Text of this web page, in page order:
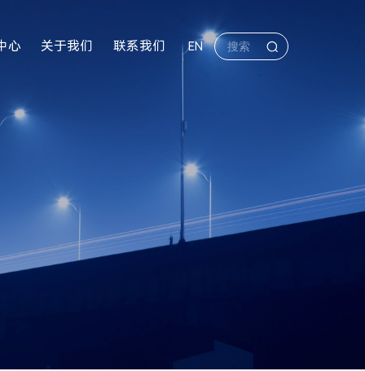
心 关于我们 联系我们 EN